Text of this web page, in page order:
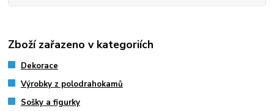
Zboží zařazeno v kategoriích
Dekorace
Výrobky z polodrahokamů
Sošky a figurky